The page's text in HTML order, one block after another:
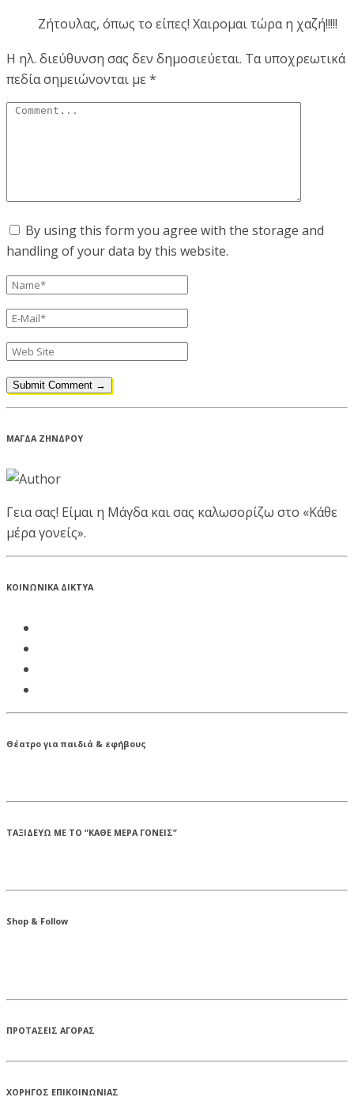
Ζήτουλας, όπως το είπες! Χαιρομαι τώρα η χαζή!!!!!
Η ηλ. διεύθυνση σας δεν δημοσιεύεται. Τα υποχρεωτικά
πεδία σημειώνονται με*
By using this form you agree with the storage and
handling of your data by this website.
ΜΑΓΔΑ ΖΗΝΔΡΟΥ
Γεια σας! Είμαι η Μάγδα και σας καλωσορίζω στο «Κάθε
μέρα γονείς».
ΚΟΙΝΩΝΙΚΑ ΔΙΚΤΥΑ
Θέατρο για παιδιά & εφήβους
ΤΑΞΙΔΕΥΩ ΜΕ ΤΟ “ΚΑΘΕ ΜΕΡΑ ΓΟΝΕΙΣ”
Shop & Follow
ΠΡΟΤΑΣΕΙΣ ΑΓΟΡΑΣ
ΧΟΡΗΓΟΣ ΕΠΙΚΟΙΝΩΝΙΑΣ